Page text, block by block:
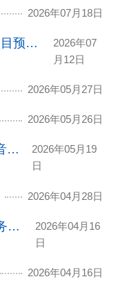
2026年07月18日
Halo 插件开发实录:从 HTML 项目预览插件到应用市场发布
2026年07
月12日
2026年05月27日
2026年05月26日
AI Coding：OmniVoice完成声音输出
2026年05月19
日
2026年04月28日
AI Coding：个人记账助手 - 财务知识？
2026年04月16
日
2026年04月16日